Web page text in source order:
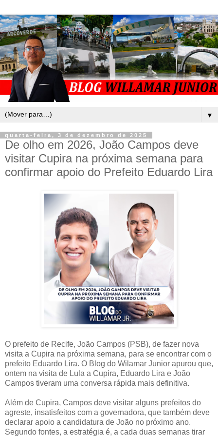
▼
quarta-feira, 3 de dezembro de 2025
De olho em 2026, João Campos deve
visitar Cupira na próxima semana para
confirmar apoio do Prefeito Eduardo Lira
O prefeito de Recife, João Campos (PSB), de fazer nova
visita a Cupira na próxima semana, para se encontrar com o
prefeito Eduardo Lira. O Blog do Wilamar Junior apurou que,
ontem na visita de Lula a Cupira, Eduardo Lira e João
Campos tiveram uma conversa rápida mais definitiva.
Além de Cupira, Campos deve visitar alguns prefeitos do
agreste, insatisfeitos com a governadora, que também deve
declarar apoio a candidatura de João no próximo ano.
Segundo fontes, a estratégia é, a cada duas semanas tirar